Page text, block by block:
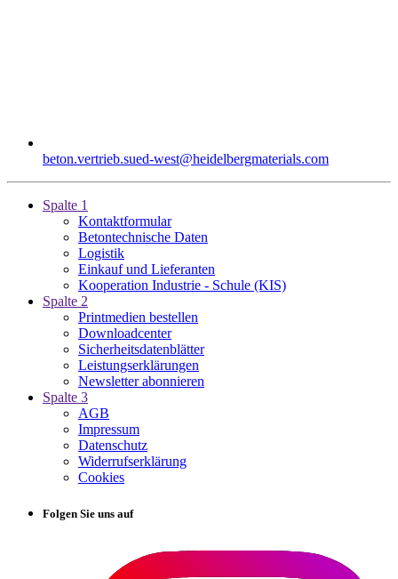
beton.vertrieb.sued-west​@heidelbergmaterials.com
Spalte 1
Kontaktformular
Betontechnische Daten
Logistik
Einkauf und Lieferanten
Kooperation Industrie - Schule (KIS)
Spalte 2
Printmedien bestellen
Downloadcenter
Sicherheitsdatenblätter
Leistungserklärungen
Newsletter abonnieren
Spalte 3
AGB
Impressum
Datenschutz
Widerrufserklärung
Cookies
Folgen Sie uns auf